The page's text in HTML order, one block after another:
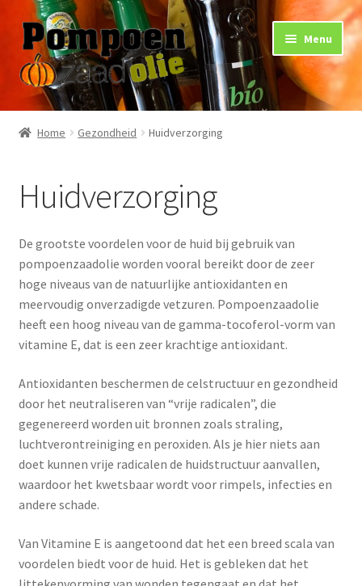
Ga
door
naar
navigatie
Ga
naar
de
inhoud
Menu
Home
Gezondheid
Arthritis
Huidverzorging
Nieren
Parasieten
Prostaat
Contact
In de media
Home Gezondheid Huidverzorging
Huidverzorging
De grootste voordelen voor de huid bij gebruik van
pompoenzaadolie worden vooral bereikt door de zeer
hoge niveaus van de natuurlijke antioxidanten en
meervoudig onverzadigde vetzuren. Pompoenzaadolie
heeft een hoog niveau van de gamma-tocoferol-vorm van
vitamine E, dat is een zeer krachtige antioxidant.
Antioxidanten beschermen de celstructuur en gezondheid
door het neutraliseren van “vrije radicalen”, die
gegenereerd worden uit bronnen zoals straling,
luchtverontreiniging en peroxiden. Als je hier niets aan
doet kunnen vrije radicalen de huidstructuur aanvallen,
waardoor het kwetsbaar wordt voor rimpels, infecties en
andere schade.
Van Vitamine E is aangetoond dat het een breed scala van
voordelen biedt voor de huid. Het is gebleken dat het